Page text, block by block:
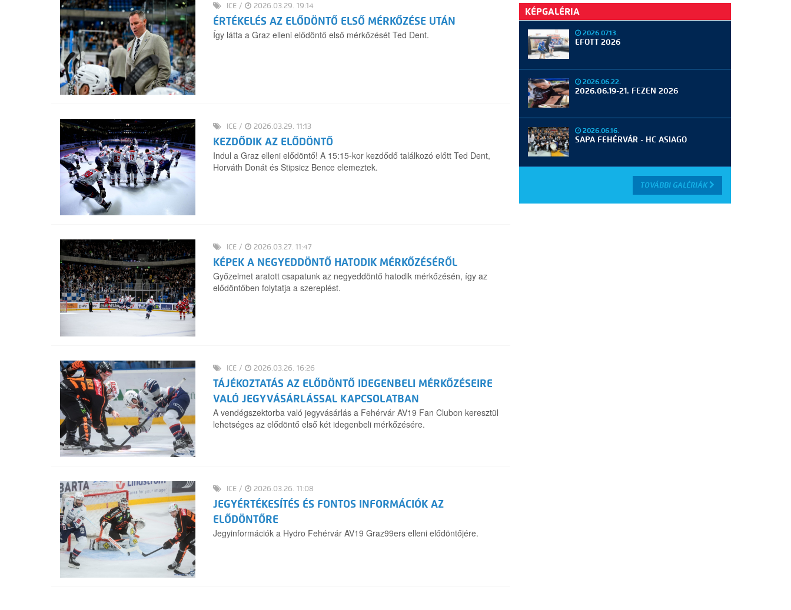
ICE/ 2026.03.29. 19:14
ÉRTÉKELÉS AZ ELŐDÖNTŐ ELSŐ MÉRKŐZÉSE UTÁN
Így látta a Graz elleni elődöntő első mérkőzését Ted Dent.
ICE/ 2026.03.29. 11:13
KEZDŐDIK AZ ELŐDÖNTŐ
Indul a Graz elleni elődöntő! A 15:15-kor kezdődő találkozó előtt Ted Dent,
Horváth Donát és Stipsicz Bence elemeztek.
ICE/ 2026.03.27. 11:47
KÉPEK A NEGYEDDÖNTŐ HATODIK MÉRKŐZÉSÉRŐL
Győzelmet aratott csapatunk az negyeddöntő hatodik mérkőzésén, így az
elődöntőben folytatja a szereplést.
ICE/ 2026.03.26. 16:26
TÁJÉKOZTATÁS AZ ELŐDÖNTŐ IDEGENBELI MÉRKŐZÉSEIRE
VALÓ JEGYVÁSÁRLÁSSAL KAPCSOLATBAN
A vendégszektorba való jegyvásárlás a Fehérvár AV19 Fan Clubon keresztül
lehetséges az elődöntő első két idegenbeli mérkőzésére.
ICE/ 2026.03.26. 11:08
JEGYÉRTÉKESÍTÉS ÉS FONTOS INFORMÁCIÓK AZ
ELŐDÖNTŐRE
Jegyinformációk a Hydro Fehérvár AV19 Graz99ers elleni elődöntőjére.
KÉPGALÉRIA
2026.07.13.
EFOTT 2026
2026.06.22.
2026.06.19-21. FEZEN 2026
2026.06.16.
SAPA FEHÉRVÁR - HC ASIAGO
TOVÁBBI GALÉRIÁK